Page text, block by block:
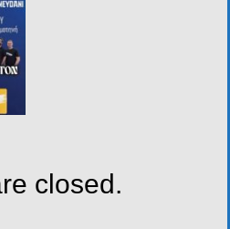
closed.